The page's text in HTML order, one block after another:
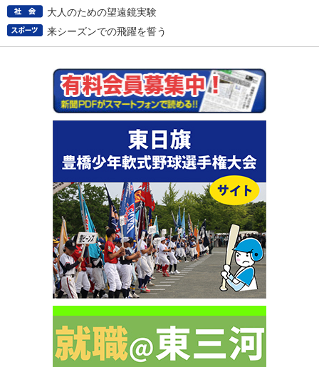
大人のための望遠鏡実験
来シーズンでの飛躍を誓う